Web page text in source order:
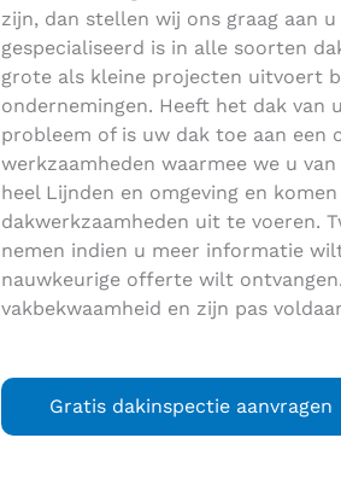
zijn, dan stellen wij ons graag aan
gespecialiseerd is in alle soorten
grote als kleine projecten uitvoert
ondernemingen. Heeft het dak van
probleem of is uw dak toe aan een
werkzaamheden waarmee we u
heel Lijnden en omgeving en
dakwerkzaamheden uit te voeren.
nemen indien u meer informatie
nauwkeurige offerte wilt
vakbekwaamheid en zijn pas
Gratis dakinspectie aanvragen